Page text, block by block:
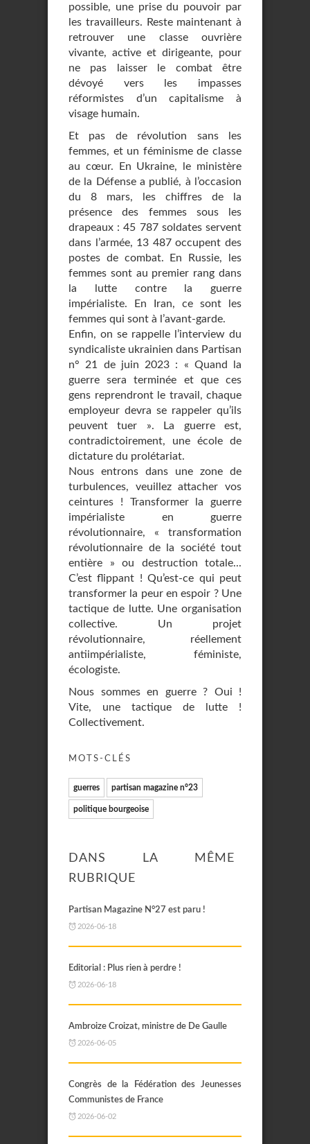
possible, une prise du pouvoir par
les travailleurs. Reste maintenant à
retrouver une classe ouvrière
vivante, active et dirigeante, pour
ne pas laisser le combat être
dévoyé vers les impasses
réformistes d’un capitalisme à
visage humain.
Et pas de révolution sans les
femmes, et un féminisme de classe
au cœur. En Ukraine, le ministère
de la Défense a publié, à l’occasion
du 8 mars, les chiffres de la
présence des femmes sous les
drapeaux : 45 787 soldates servent
dans l’armée, 13 487 occupent des
postes de combat. En Russie, les
femmes sont au premier rang dans
la lutte contre la guerre
impérialiste. En Iran, ce sont les
femmes qui sont à l’avant-garde.
Enfin, on se rappelle l’interview du
syndicaliste ukrainien dans Partisan
n° 21 de juin 2023 : « Quand la
guerre sera terminée et que ces
gens reprendront le travail, chaque
employeur devra se rappeler qu’ils
peuvent tuer ». La guerre est,
contradictoirement, une école de
dictature du prolétariat.
Nous entrons dans une zone de
turbulences, veuillez attacher vos
ceintures ! Transformer la guerre
impérialiste en guerre
révolutionnaire, « transformation
révolutionnaire de la société tout
entière » ou destruction totale...
C’est flippant ! Qu’est-ce qui peut
transformer la peur en espoir ? Une
tactique de lutte. Une organisation
collective. Un projet
révolutionnaire, réellement
antiimpérialiste, féministe,
écologiste.
Nous sommes en guerre ? Oui !
Vite, une tactique de lutte !
Collectivement.
MOTS-CLÉS
guerres partisan magazine n°23
politique bourgeoise
DANS LA MÊME
RUBRIQUE
Partisan Magazine N°27 est paru !
2026-06-18
Editorial : Plus rien à perdre !
2026-06-18
Ambroize Croizat, ministre de De Gaulle
2026-06-05
Congrès de la Fédération des Jeunesses
Communistes de France
2026-06-02